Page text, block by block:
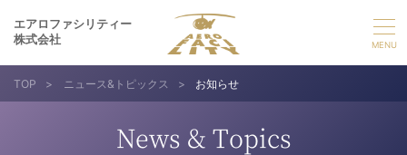
エアロファシリティー
株式会社
選ばれる理由
TOP > ニュース&トピックス > お知らせ
News & Topics